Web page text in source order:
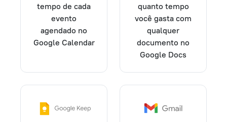
tempo de cada
evento
agendado no
Google Calendar
quanto tempo
você gasta com
qualquer
documento no
Google Docs